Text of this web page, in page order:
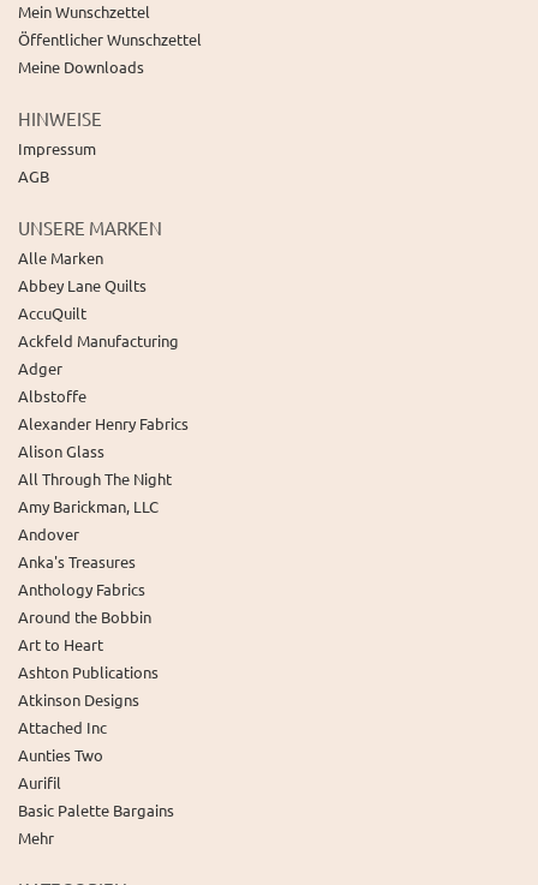
Mein Wunschzettel
Öffentlicher Wunschzettel
Meine Downloads
HINWEISE
Impressum
AGB
UNSERE MARKEN
Alle Marken
Abbey Lane Quilts
AccuQuilt
Ackfeld Manufacturing
Adger
Albstoffe
Alexander Henry Fabrics
Alison Glass
All Through The Night
Amy Barickman, LLC
Andover
Anka's Treasures
Anthology Fabrics
Around the Bobbin
Art to Heart
Ashton Publications
Atkinson Designs
Attached Inc
Aunties Two
Aurifil
Basic Palette Bargains
Mehr